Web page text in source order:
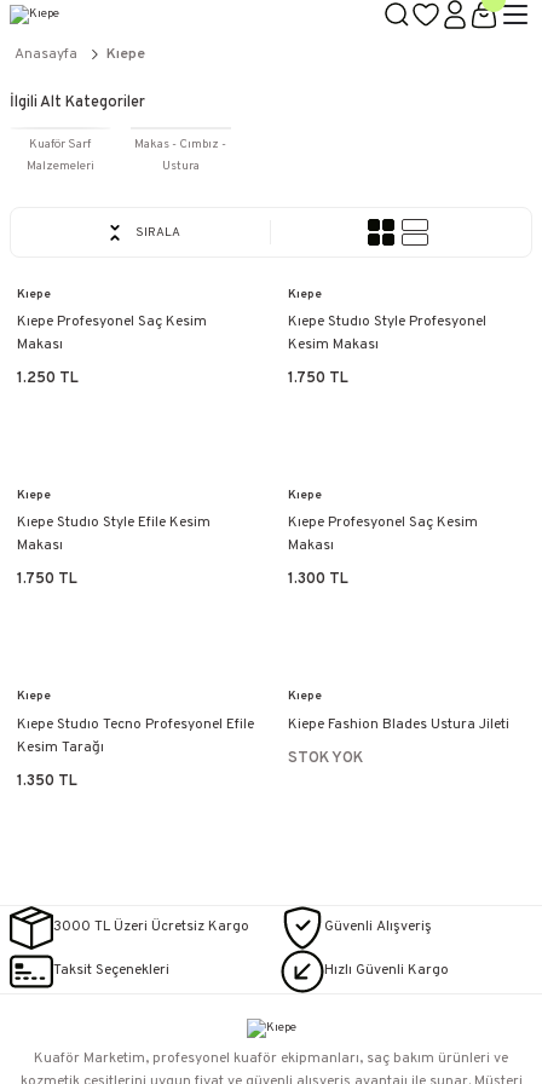
Anasayfa Kıepe
İlgili Alt Kategoriler
Kuaför Sarf
Malzemeleri
Makas - Cımbız -
Ustura
SIRALA
Kıepe
Kıepe Profesyonel Saç Kesim
Makası
1.250 TL
Kıepe
Kıepe Studıo Style Profesyonel
Kesim Makası
1.750 TL
Kıepe
Kıepe Studıo Style Efile Kesim
Makası
1.750 TL
Kıepe
Kıepe Profesyonel Saç Kesim
Makası
1.300 TL
Kıepe
Kıepe Studıo Tecno Profesyonel Efile
Kesim Tarağı
1.350 TL
Kıepe
Kiepe Fashion Blades Ustura Jileti
STOK YOK
3000 TL Üzeri Ücretsiz Kargo Güvenli Alışveriş
Taksit Seçenekleri Hızlı Güvenli Kargo
Kuaför Marketim, profesyonel kuaför ekipmanları, saç bakım ürünleri ve